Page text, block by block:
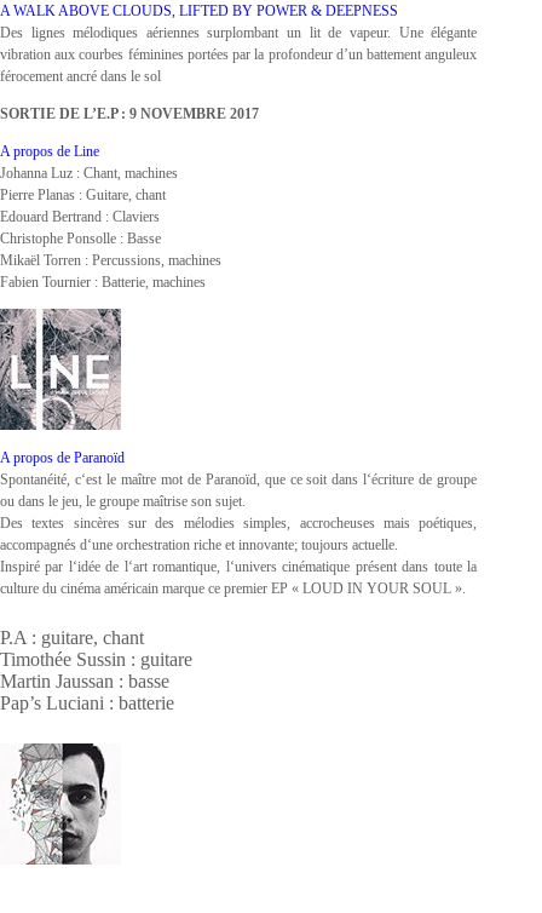
A WALK ABOVE CLOUDS, LIFTED BY POWER & DEEPNESS
Des lignes mélodiques aériennes surplombant un lit de vapeur. Une élégante
vibration aux courbes féminines portées par la profondeur d’un battement anguleux
férocement ancré dans le sol
SORTIE DE L’E.P : 9 NOVEMBRE 2017
A propos de Line
Johanna Luz : Chant, machines
Pierre Planas : Guitare, chant
Edouard Bertrand : Claviers
Christophe Ponsolle : Basse
Mikaël Torren : Percussions, machines
Fabien Tournier : Batterie, machines
A propos de Paranoïd
Spontanéité, c‘est le maître mot de Paranoïd, que ce soit dans l‘écriture de groupe
ou dans le jeu, le groupe maîtrise son sujet.
Des textes sincères sur des mélodies simples, accrocheuses mais poétiques,
accompagnés d‘une orchestration riche et innovante; toujours actuelle.
Inspiré par l‘idée de l‘art romantique, l‘univers cinématique présent dans toute la
culture du cinéma américain marque ce premier EP « LOUD IN YOUR SOUL ».
P.A : guitare, chant
Timothée Sussin : guitare
Martin Jaussan : basse
Pap’s Luciani : batterie